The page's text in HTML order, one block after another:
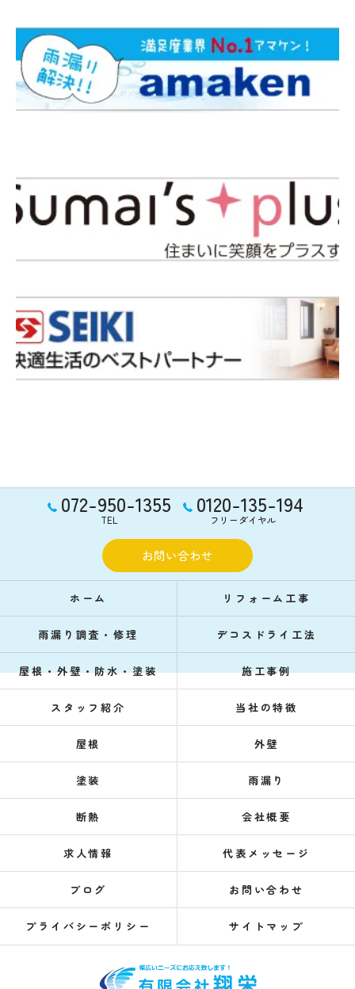
072-950-1355
TEL
0120-135-194
フリーダイヤル
お問い合わせ
ホーム リフォーム工事
雨漏り調査・修理 デコスドライ工法
屋根・外壁・防水・塗装 施工事例
スタッフ紹介 当社の特徴
屋根 外壁
塗装 雨漏り
断熱 会社概要
求人情報 代表メッセージ
ブログ お問い合わせ
プライバシーポリシー サイトマップ